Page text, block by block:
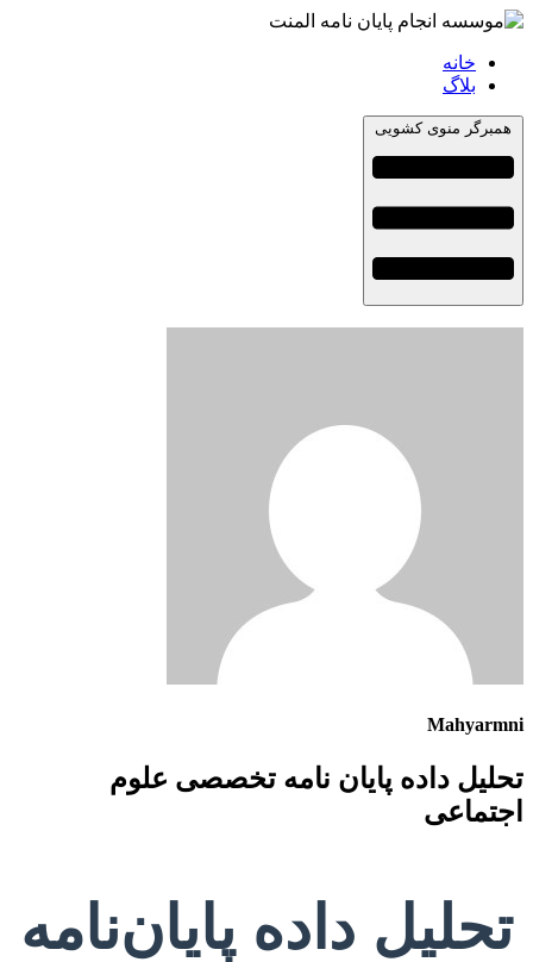
خانه
بلاگ
همبرگر منوی کشویی
Mahyarmni
تحلیل داده پایان نامه تخصصی علوم
اجتماعی
تحلیل داده پایان‌نامه